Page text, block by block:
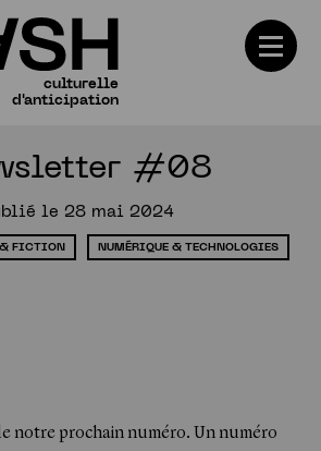
culturelle
d'anticipation
#08
le 28 mai 2024
& FICTION NUMÉRIQUE & TECHNOLOGIES
notre prochain numéro. Un numéro